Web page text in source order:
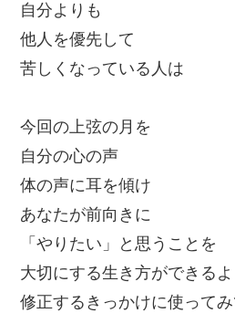
自分よりも
他人を優先して
苦しくなっている人は
今回の上弦の月を
自分の心の声
体の声に耳を傾け
あなたが前向きに
「やりたい」と思うことを
大切にする生き方ができる
修正するきっかけに使って